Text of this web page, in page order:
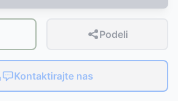
Podeli
Kontaktirajte nas